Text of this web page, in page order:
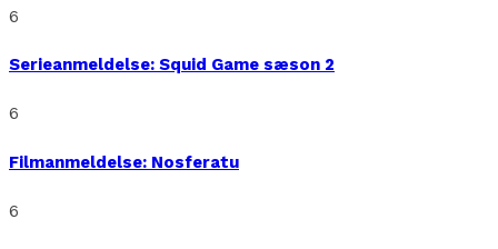
6
Serieanmeldelse: Squid Game sæson 2
6
Filmanmeldelse: Nosferatu
6